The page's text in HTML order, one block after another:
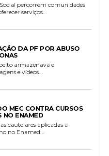
percorrem comunidades
serviços...
DA PF POR ABUSO
armazenava e
e vídeos...
MEC CONTRA CURSOS
NO ENAMED
cautelares aplicadas a
no Enamed...